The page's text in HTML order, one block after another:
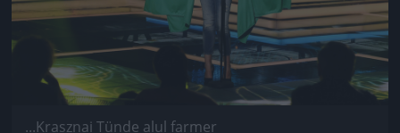
...Krasznai Tünde alul farmer